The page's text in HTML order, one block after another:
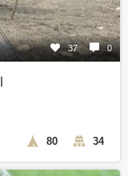
37 0
80 34